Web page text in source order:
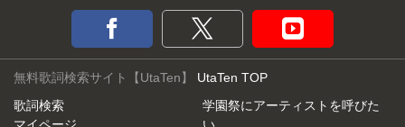
無料歌詞検索サイト【UtaTen】 UtaTen TOP
歌詞検索
学園祭にアーティストを呼びた